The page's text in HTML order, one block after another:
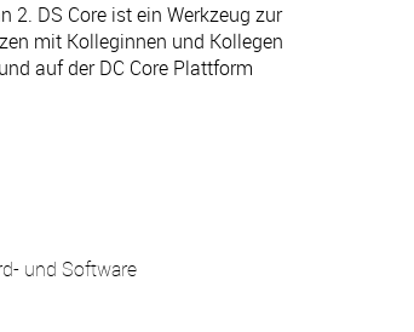
2. DS Core ist ein Werkzeug zur
mit Kolleginnen und Kollegen
auf der DC Core Plattform
und Software